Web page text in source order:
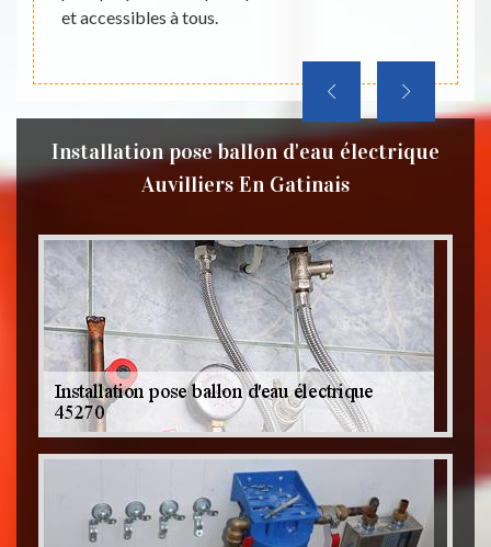
de
et accessibles à tous.
Installation pose ballon d'eau électrique
Auvilliers En Gatinais